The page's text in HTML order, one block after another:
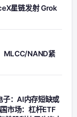
星链发射 Grok
MLCC/NAND紧
：AI内存短缺或
市场：杠杆ETF